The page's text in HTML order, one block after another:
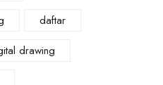
daftar
drawing